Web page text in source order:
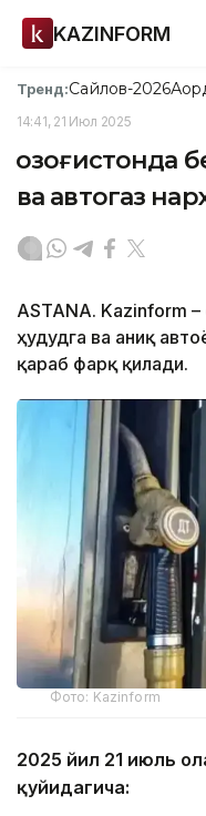
KAZINFORM
Тренд:Сайлов-2026
14:41, 21 Июл 2025
Қозоғистонда
ва автогаз
ASTANA. Kazinform –
ҳудудга ва аниқ
қараб фарқ қилади.
Фото: Kazinform
2025 йил 21 июль
қуйидагича: